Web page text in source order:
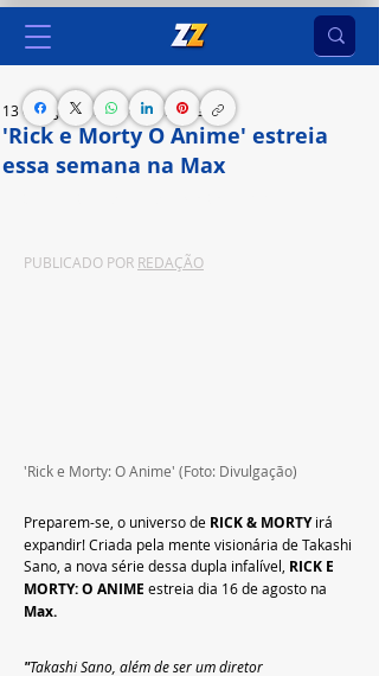
'Rick e Morty O Anime' estreia
essa semana na Max
13 de ago. de 2024 1 min de leitura
PUBLICADO POR REDAÇÃO
'Rick e Morty: O Anime' (Foto: Divulgação)
Preparem-se, o universo de RICK & MORTY irá
expandir! Criada pela mente visionária de Takashi
Sano, a nova série dessa dupla infalível, RICK E
MORTY: O ANIME estreia dia 16 de agosto na
Max.
"Takashi Sano, além de ser um diretor